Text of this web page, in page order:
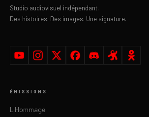
Studio audiovisuel indépendant.
Des histoires. Des images. Une signature.
ÉMISSIONS
L'Hommage